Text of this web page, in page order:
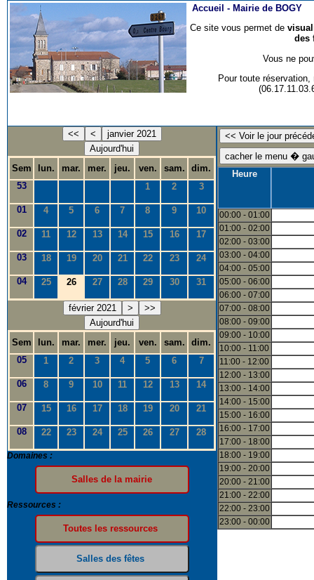
Accueil - Mairie de BOGY
Ce site vous permet de
des
Vous ne
Pour toute
<< <
janvier 2021
Aujourd'hui
Sem
lun. mar. mer. jeu. ven. sam.
dim.
53
1 2 3
01 4 5 6 7 8 9 10
02 11 12 13 14 15 16 17
03 18 19 20 21 22 23 24
04 25 26 27 28 29 30 31
février 2021 >
>>
Aujourd'hui
Sem
lun. mar. mer. jeu. ven. sam.
dim.
05
1 2 3 4 5 6 7
06 8 9 10 11 12 13 14
07 15 16 17 18 19 20 21
08 22 23 24 25 26 27 28
Domaines :
Ressources :
Heure
00:00 - 01:00
01:00 - 02:00
02:00 - 03:00
03:00 - 04:00
04:00 - 05:00
05:00 - 06:00
06:00 - 07:00
07:00 - 08:00
08:00 - 09:00
09:00 - 10:00
10:00 - 11:00
11:00 - 12:00
12:00 - 13:00
13:00 - 14:00
14:00 - 15:00
15:00 - 16:00
16:00 - 17:00
17:00 - 18:00
18:00 - 19:00
19:00 - 20:00
20:00 - 21:00
21:00 - 22:00
22:00 - 23:00
23:00 - 00:00